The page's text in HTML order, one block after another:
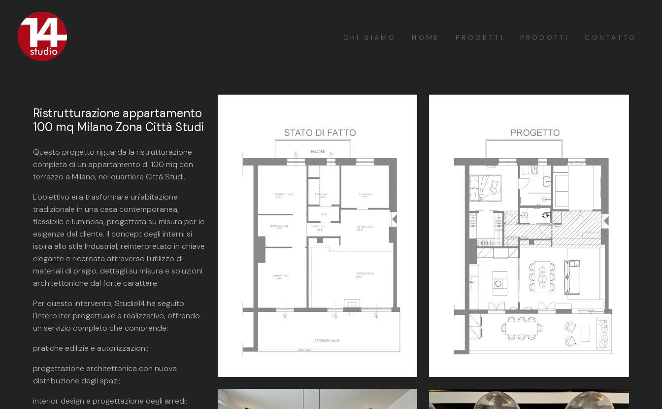
contenuti
principali
CHI SIAMO HOME PROGETTI PRODOTTI CONTATTO
Ristrutturazione appartamento
100 mq Milano Zona Città Studi
Questo progetto riguarda la ristrutturazione
completa di un appartamento di 100 mq con
terrazzo a Milano, nel quartiere Città Studi.
L'obiettivo era trasformare un'abitazione
tradizionale in una casa contemporanea,
flessibile e luminosa, progettata su misura per le
esigenze del cliente. Il concept degli interni si
ispira allo stile Industrial, reinterpretato in chiave
elegante e ricercata attraverso l'utilizzo di
materiali di pregio, dettagli su misura e soluzioni
architettoniche dal forte carattere.
Per questo intervento, Studio14 ha seguito
l'intero iter progettuale e realizzativo, offrendo
un servizio completo che comprende:
pratiche edilizie e autorizzazioni;
progettazione architettonica con nuova
distribuzione degli spazi;
interior design e progettazione degli arredi;